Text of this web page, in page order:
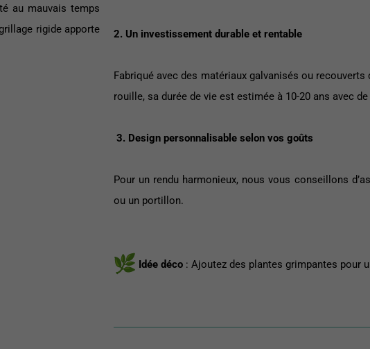
au mauvais temps
rigide apporte
2. Un investissement durable et rentable
Fabriqué avec des matériaux galvanisés ou
rouille, sa durée de vie est estimée à 10-20 ans avec
3. Design personnalisable selon vos goûts
Pour un rendu harmonieux, nous vous conseillons
ou un portillon.
Idée déco: Ajoutez des plantes grimpantes pour